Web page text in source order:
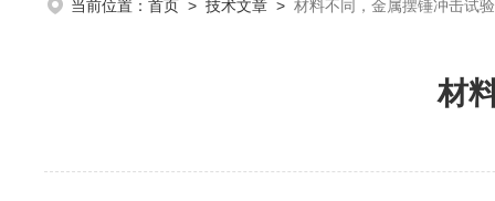
当前位置： 首页 > 技术文章 > 材料不同，金属摆锤冲击试
材